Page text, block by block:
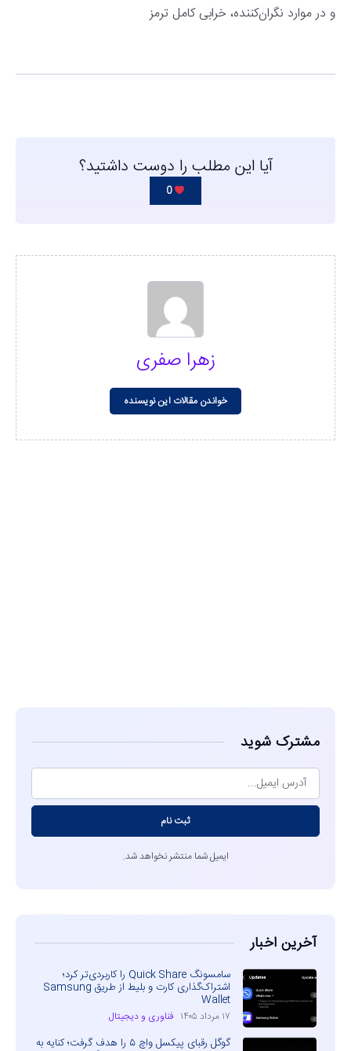
و در موارد نگران‌کننده، خرابی کامل ترمز
آیا این مطلب را دوست داشتید؟
0
زهرا صفری
خواندن مقالات این نویسنده
مشترک شوید
ثبت نام
ایمیل شما منتشر نخواهد شد.
آخرین اخبار
سامسونگ Quick Share را کاربردی‌تر کرد؛
اشتراک‌گذاری کارت و بلیط از طریق Samsung
Wallet
۱۷ مرداد ۱۴۰۵ فناوری و دیجیتال
گوگل رقبای پیکسل واچ ۵ را هدف گرفت؛ کنایه به